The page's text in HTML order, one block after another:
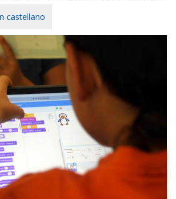
castellano